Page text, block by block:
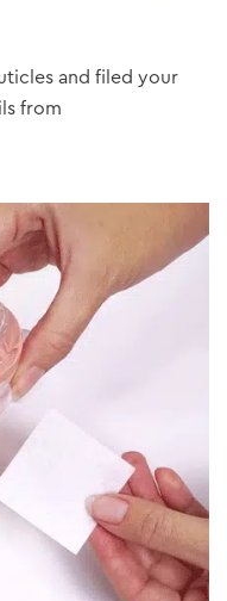
and filed your
from